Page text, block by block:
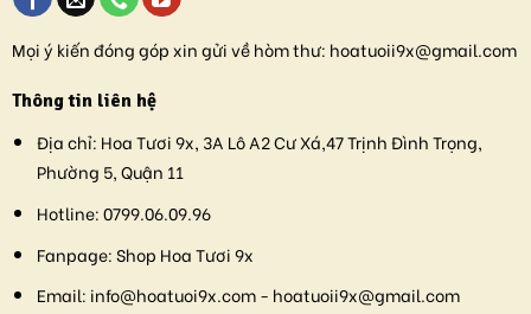
Mọi ý kiến đóng góp xin gửi về hòm thư: hoatuoii9x@gmail.com
Thông tin liên hệ
Địa chỉ: Hoa Tươi 9x, 3A Lô A2 Cư Xá,47 Trịnh Đình Trọng,
Phường 5, Quận 11
Hotline:0799.06.09.96
Fanpage:Shop Hoa Tươi 9x
Email: info@hoatuoi9x.com - hoatuoii9x@gmail.com